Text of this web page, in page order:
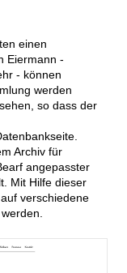
einen
Eiermann -
- können
werden
so dass der
Archiv für
angepasster
Mit Hilfe dieser
verschiedene